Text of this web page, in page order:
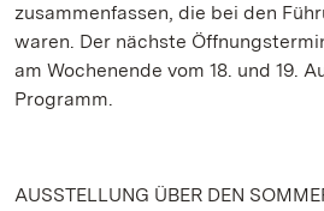
zusammenfassen, die bei den
waren. Der nächste
am Wochenende vom 18. und 19.
Programm.
AUSSTELLUNG ÜBER DEN